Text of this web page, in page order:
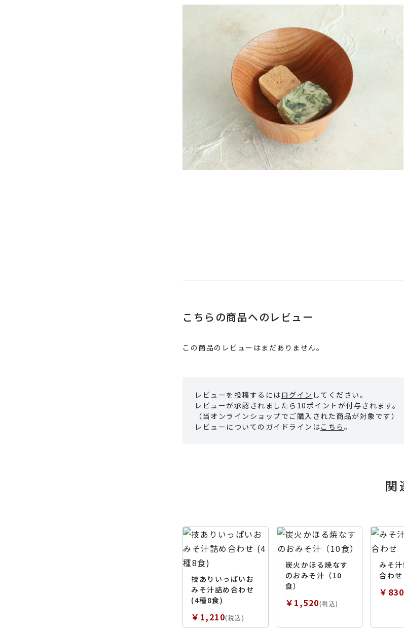
こちらの商品へのレビュー
この商品のレビューはまだありません。
レビューを投稿するにはログイン してください。
レビューが承認されましたら10ポイントが付与されます。
（当オンラインショップでご購入された商品が対象です）
レビューについてのガイドラインはこちら 。
関
技ありいっぱいお
みそ汁詰め合わせ
(4種8食)
￥1,210(税込)
炭火かほる焼なす
のおみそ汁（10
食）
￥1,520(税込)
みそ
合わせ
￥830